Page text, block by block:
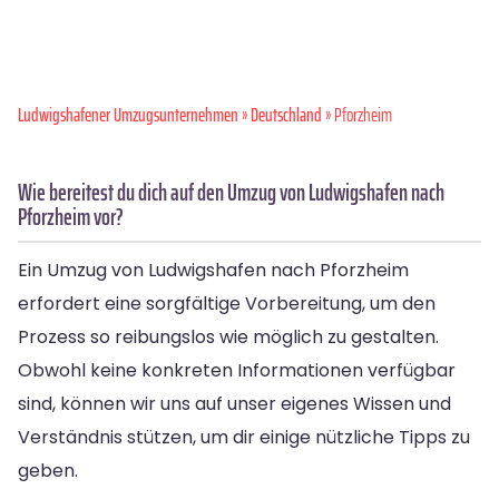
Ludwigshafener Umzugsunternehmen»Deutschland» Pforzheim
Wie bereitest du dich auf den Umzug von Ludwigshafen nach
Pforzheim vor?
Ein Umzug von Ludwigshafen nach Pforzheim
erfordert eine sorgfältige Vorbereitung, um den
Prozess so reibungslos wie möglich zu gestalten.
Obwohl keine konkreten Informationen verfügbar
sind, können wir uns auf unser eigenes Wissen und
Verständnis stützen, um dir einige nützliche Tipps zu
geben.